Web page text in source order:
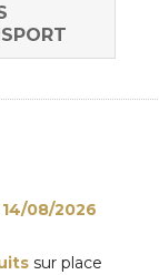
14/08/2026
sur place